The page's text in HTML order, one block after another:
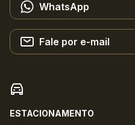
WhatsApp
Fale por e-mail
ESTACIONAMENTO